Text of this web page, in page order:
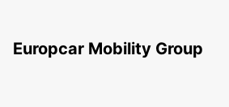
Europcar Mobility Group